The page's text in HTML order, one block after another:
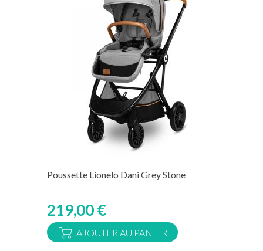
Poussette Lionelo Dani Grey Stone
219,00 €
AJOUTER AU PANIER